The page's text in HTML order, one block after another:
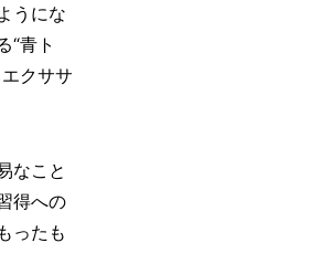
うにな
“青ト
クササ
なこと
得への
ったも